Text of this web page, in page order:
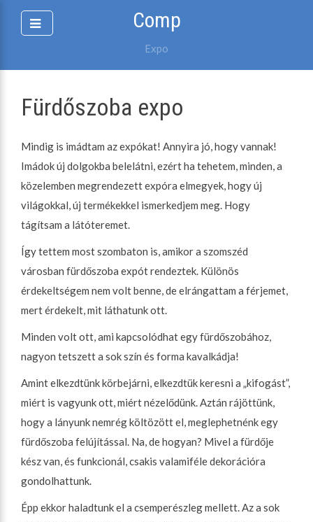
Comp
Expo
Fürdőszoba expo
Mindig is imádtam az expókat! Annyira jó, hogy vannak!
Imádok új dolgokba belelátni, ezért ha tehetem, minden, a
közelemben megrendezett expóra elmegyek, hogy új
világokkal, új termékekkel ismerkedjem meg. Hogy
tágítsam a látóteremet.
Így tettem most szombaton is, amikor a szomszéd
városban fürdőszoba expót rendeztek. Különös
érdekeltségem nem volt benne, de elrángattam a férjemet,
mert érdekelt, mit láthatunk ott.
Minden volt ott, ami kapcsolódhat egy fürdőszobához,
nagyon tetszett a sok szín és forma kavalkádja!
Amint elkezdtünk körbejárni, elkezdtük keresni a „kifogást”,
miért is vagyunk ott, miért nézelődünk. Aztán rájöttünk,
hogy a lányunk nemrég költözött el, meglephetnénk egy
fürdőszoba felújítással. Na, de hogyan? Mivel a fürdője
kész van, és funkcionál, csakis valamiféle dekorációra
gondolhattunk.
Épp ekkor haladtunk el a csemperészleg mellett. Az a sok